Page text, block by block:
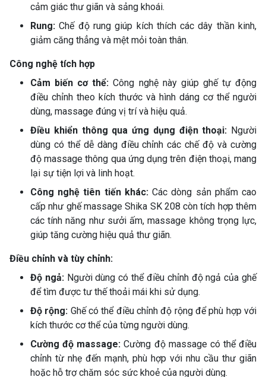
cảm giác thư giãn và sảng khoái.
Rung: Chế độ rung giúp kích thích các dây thần kinh,
giảm căng thẳng và mệt mỏi toàn thân.
Công nghệ tích hợp
Cảm biến cơ thể:Công nghệ này giúp ghế tự động
điều chỉnh theo kích thước và hình dáng cơ thể người
dùng, massage đúng vị trí và hiệu quả.
Điều khiển thông qua ứng dụng điện thoại: Người
dùng có thể dễ dàng điều chỉnh các chế độ và cường
độ massage thông qua ứng dụng trên điện thoại, mang
lại sự tiện lợi và linh hoạt.
Công nghệ tiên tiến khác:Các dòng sản phẩm cao
cấp như ghế massage Shika SK 208 còn tích hợp thêm
các tính năng như sưởi ấm, massage không trọng lực,
giúp tăng cường hiệu quả thư giãn.
Điều chỉnh và tùy chỉnh:
Độ ngả: Người dùng có thể điều chỉnh độ ngả của ghế
để tìm được tư thế thoải mái khi sử dụng.
Độ rộng: Ghế có thể điều chỉnh độ rộng để phù hợp với
kích thước cơ thể của từng người dùng.
Cường độ massage:Cường độ massage có thể điều
chỉnh từ nhẹ đến mạnh, phù hợp với nhu cầu thư giãn
hoặc hỗ trợ chăm sóc sức khoẻ của người dùng.